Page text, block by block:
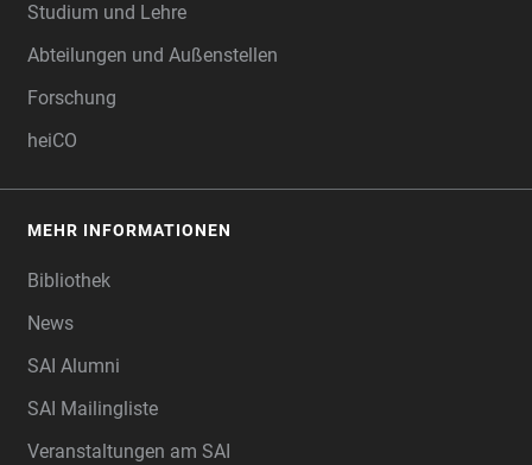
Studium und Lehre
Abteilungen und Außenstellen
Forschung
heiCO
MEHR INFORMATIONEN
Bibliothek
News
SAI Alumni
SAI Mailingliste
Veranstaltungen am SAI